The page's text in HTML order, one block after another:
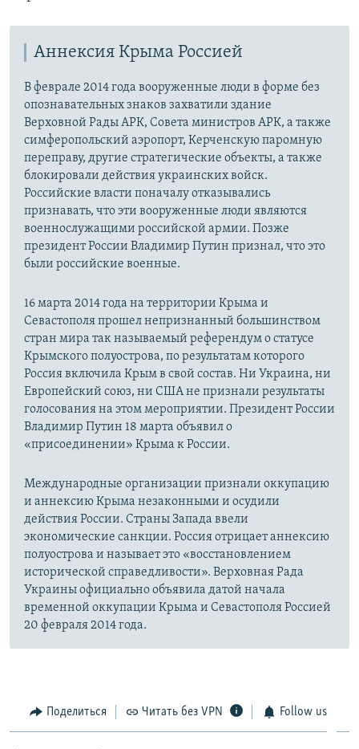
Аннексия Крыма Россией
В феврале 2014 года вооруженные люди в форме без
опознавательных знаков захватили здание
Верховной Рады АРК, Совета министров АРК, а также
симферопольский аэропорт, Керченскую паромную
переправу, другие стратегические объекты, а также
блокировали действия украинских войск.
Российские власти поначалу отказывались
признавать, что эти вооруженные люди являются
военнослужащими российской армии. Позже
президент России Владимир Путин признал, что это
были российские военные.
16 марта 2014 года на территории Крыма и
Севастополя прошел непризнанный большинством
стран мира так называемый референдум о статусе
Крымского полуострова, по результатам которого
Россия включила Крым в свой состав. Ни Украина, ни
Европейский союз, ни США не признали результаты
голосования на этом мероприятии. Президент России
Владимир Путин 18 марта объявил о
«присоединении» Крыма к России.
Международные организации признали оккупацию
и аннексию Крыма незаконными и осудили
действия России. Страны Запада ввели
экономические санкции. Россия отрицает аннексию
полуострова и называет это «восстановлением
исторической справедливости». Верховная Рада
Украины официально объявила датой начала
временной оккупации Крыма и Севастополя Россией
20 февраля 2014 года.
Поделиться Читать без VPN Follow us